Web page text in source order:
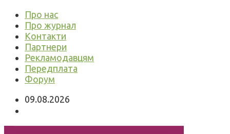
Про нас
Про журнал
Контакти
Партнери
Рекламодавцям
Передплата
Форум
09.08.2026